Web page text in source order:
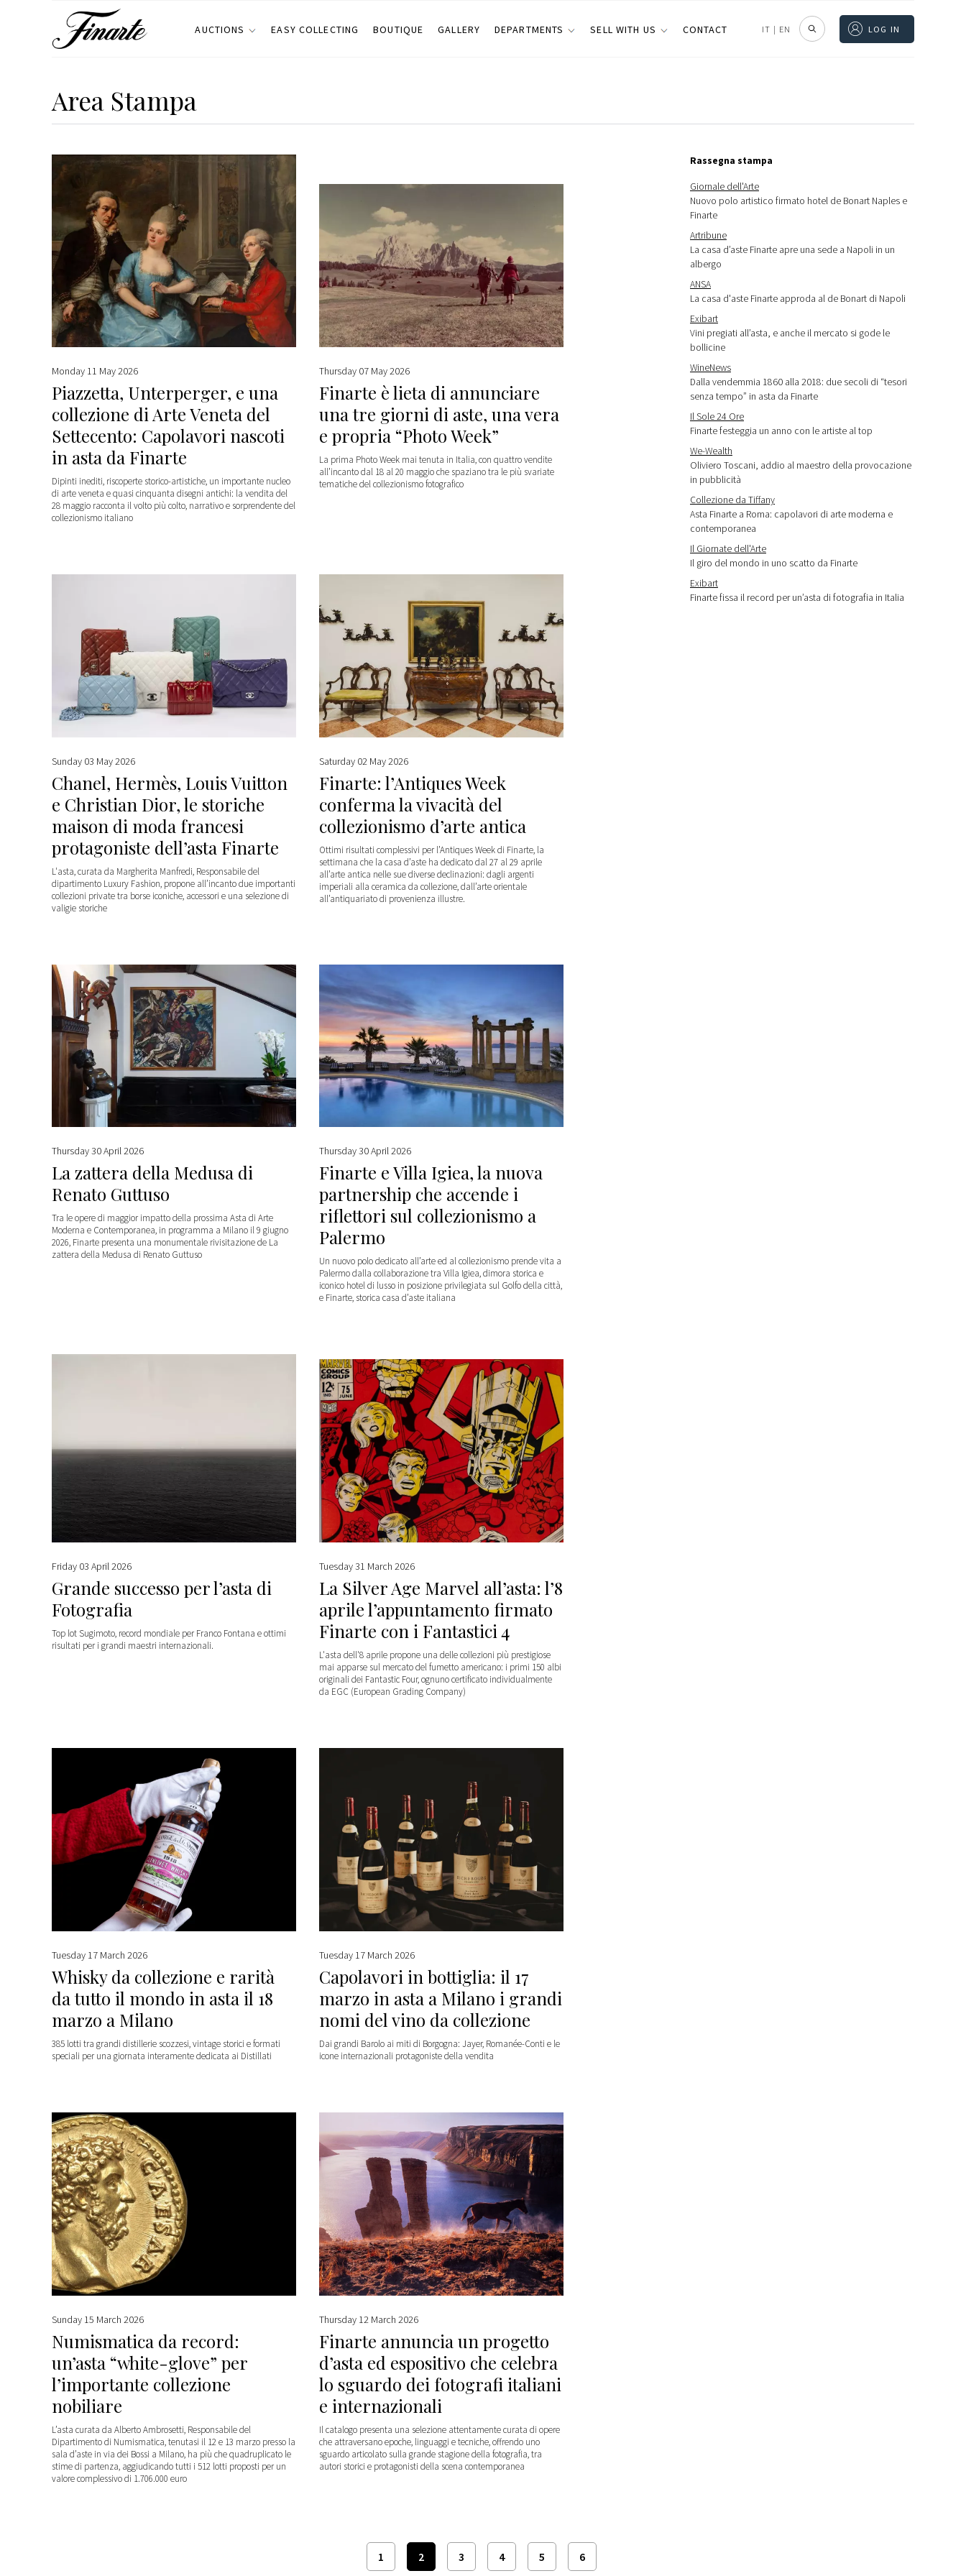
AUCTIONS EASY COLLECTING BOUTIQUE GALLERY DEPARTMENTS SELL WITH US CONTACT IT | EN LOG IN
Area Stampa
Monday 11 May 2026
Piazzetta, Unterperger, e una
collezione di Arte Veneta del
Settecento: Capolavori nascoti
in asta da Finarte
Dipinti inediti, riscoperte storico-artistiche, un importante nucleo
di arte veneta e quasi cinquanta disegni antichi: la vendita del
28 maggio racconta il volto più colto, narrativo e sorprendente del
collezionismo italiano
Thursday 07 May 2026
Finarte è lieta di annunciare
una tre giorni di aste, una vera
e propria “Photo Week”
La prima Photo Week mai tenuta in Italia, con quattro vendite
all’incanto dal 18 al 20 maggio che spaziano tra le più svariate
tematiche del collezionismo fotografico
Sunday 03 May 2026
Chanel, Hermès, Louis Vuitton
e Christian Dior, le storiche
maison di moda francesi
protagoniste dell’asta Finarte
L'asta, curata da Margherita Manfredi, Responsabile del
dipartimento Luxury Fashion, propone all’incanto due importanti
collezioni private tra borse iconiche, accessori e una selezione di
valigie storiche
Saturday 02 May 2026
Finarte: l’Antiques Week
conferma la vivacità del
collezionismo d’arte antica
Ottimi risultati complessivi per l’Antiques Week di Finarte, la
settimana che la casa d’aste ha dedicato dal 27 al 29 aprile
all’arte antica nelle sue diverse declinazioni: dagli argenti
imperiali alla ceramica da collezione, dall’arte orientale
all’antiquariato di provenienza illustre.
Thursday 30 April 2026
La zattera della Medusa di
Renato Guttuso
Tra le opere di maggior impatto della prossima Asta di Arte
Moderna e Contemporanea, in programma a Milano il 9 giugno
2026, Finarte presenta una monumentale rivisitazione de La
zattera della Medusa di Renato Guttuso
Thursday 30 April 2026
Finarte e Villa Igiea, la nuova
partnership che accende i
riflettori sul collezionismo a
Palermo
Un nuovo polo dedicato all’arte ed al collezionismo prende vita a
Palermo dalla collaborazione tra Villa Igiea, dimora storica e
iconico hotel di lusso in posizione privilegiata sul Golfo della città,
e Finarte, storica casa d’aste italiana
Friday 03 April 2026
Grande successo per l’asta di
Fotografia
Top lot Sugimoto, record mondiale per Franco Fontana e ottimi
risultati per i grandi maestri internazionali.
Tuesday 31 March 2026
La Silver Age Marvel all’asta: l’8
aprile l’appuntamento firmato
Finarte con i Fantastici 4
L'asta dell'8 aprile propone una delle collezioni più prestigiose
mai apparse sul mercato del fumetto americano: i primi 150 albi
originali dei Fantastic Four, ognuno certificato individualmente
da EGC (European Grading Company)
Tuesday 17 March 2026
Whisky da collezione e rarità
da tutto il mondo in asta il 18
marzo a Milano
385 lotti tra grandi distillerie scozzesi, vintage storici e formati
speciali per una giornata interamente dedicata ai Distillati
Tuesday 17 March 2026
Capolavori in bottiglia: il 17
marzo in asta a Milano i grandi
nomi del vino da collezione
Dai grandi Barolo ai miti di Borgogna: Jayer, Romanée-Conti e le
icone internazionali protagoniste della vendita
Sunday 15 March 2026
Numismatica da record:
un’asta “white-glove” per
l’importante collezione
nobiliare
L’asta curata da Alberto Ambrosetti, Responsabile del
Dipartimento di Numismatica, tenutasi il 12 e 13 marzo presso la
sala d’aste in via dei Bossi a Milano, ha più che quadruplicato le
stime di partenza, aggiudicando tutti i 512 lotti proposti per un
valore complessivo di 1.706.000 euro
Thursday 12 March 2026
Finarte annuncia un progetto
d’asta ed espositivo che celebra
lo sguardo dei fotografi italiani
e internazionali
Il catalogo presenta una selezione attentamente curata di opere
che attraversano epoche, linguaggi e tecniche, offrendo uno
sguardo articolato sulla grande stagione della fotografia, tra
autori storici e protagonisti della scena contemporanea
1 2 3 4 5 6
Rassegna stampa
Giornale dell'Arte
Nuovo polo artistico firmato hotel de Bonart Naples e
Finarte
Artribune
La casa d’aste Finarte apre una sede a Napoli in un
albergo
ANSA
La casa d'aste Finarte approda al de Bonart di Napoli
Exibart
Vini pregiati all’asta, e anche il mercato si gode le
bollicine
WineNews
Dalla vendemmia 1860 alla 2018: due secoli di “tesori
senza tempo” in asta da Finarte
Il Sole 24 Ore
Finarte festeggia un anno con le artiste al top
We-Wealth
Oliviero Toscani, addio al maestro della provocazione
in pubblicità
Collezione da Tiffany
Asta Finarte a Roma: capolavori di arte moderna e
contemporanea
Il Giornate dell'Arte
Il giro del mondo in uno scatto da Finarte
Exibart
Finarte fissa il record per un’asta di fotografia in Italia